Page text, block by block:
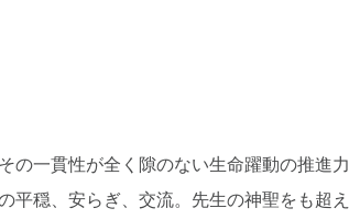
の一貫性が全く隙のない生命躍動の推進力
平穏、安らぎ、交流。先生の神聖をも超え